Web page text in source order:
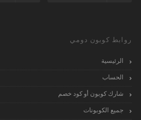
روابط كوبون دومي
الرئيسية
الحساب
شارك كوبون أو كود خصم
جميع الكوبونات